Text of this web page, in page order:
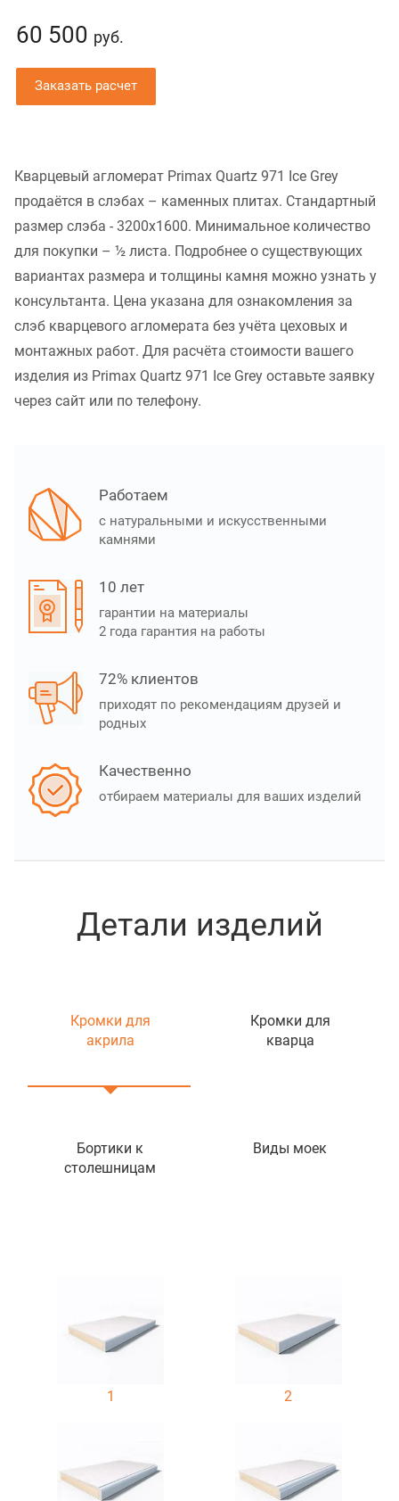
60 500 руб.
Заказать расчет
Кварцевый агломерат Primax Quartz 971 Ice Grey
продаётся в слэбах – каменных плитах. Стандартный
размер слэба - 3200x1600. Минимальное количество
для покупки – ½ листа. Подробнее о существующих
вариантах размера и толщины камня можно узнать у
консультанта. Цена указана для ознакомления за
слэб кварцевого агломерата без учёта цеховых и
монтажных работ. Для расчёта стоимости вашего
изделия из Primax Quartz 971 Ice Grey оставьте заявку
через сайт или по телефону.
Работаем
с натуральными и искусственными
камнями
10 лет
гарантии на материалы
2 года гарантия на работы
72% клиентов
приходят по рекомендациям друзей и
родных
Качественно
отбираем материалы для ваших изделий
Детали изделий
Кромки для
акрила
Кромки для
кварца
Бортики к
столешницам
Виды моек
1 2